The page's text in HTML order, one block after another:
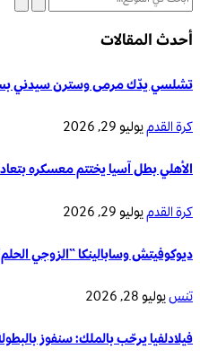
أحدث المقالات
تشلسي يدّك مرمى وسترن سيدني
كرة القدميوليو 29, 2026
الأهلي بطل آسيا يختتم معسكره
كرة القدميوليو 29, 2026
ديوكوفيتش وسابالينكا “الزوجي
تنسيوليو 28, 2026
فيلادلفيا يرحّب بالملك: سنفوز